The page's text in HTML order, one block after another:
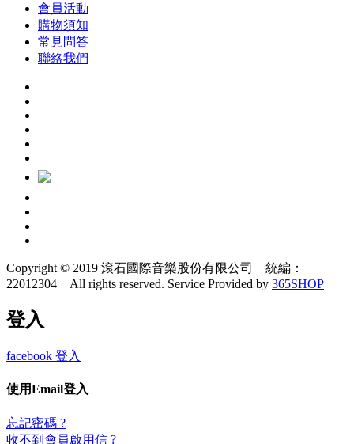
會員活動
購物須知
常見問答
聯絡我們
Copyright © 2019 滾石國際音樂股份有限公司 統編：
22012304 All rights reserved. Service Provided by 365SHOP
登入
facebook 登入
使用Email登入
忘記密碼 ?
收不到會員啟用信 ?